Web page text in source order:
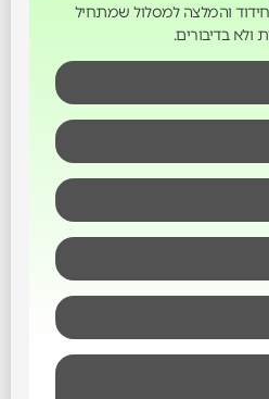
והמלצה למסלול שמתחיל
ולא בדיבורים.